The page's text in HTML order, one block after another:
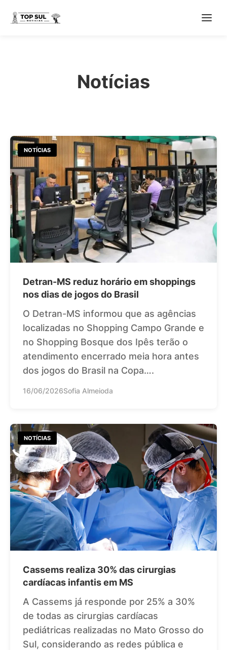
Notícias
NOTÍCIAS
Detran-MS reduz horário em shoppings
nos dias de jogos do Brasil
O Detran-MS informou que as agências
localizadas no Shopping Campo Grande e
no Shopping Bosque dos Ipês terão o
atendimento encerrado meia hora antes
dos jogos do Brasil na Copa….
16/06/2026Sofia Almeioda
NOTÍCIAS
Cassems realiza 30% das cirurgias
cardíacas infantis em MS
A Cassems já responde por 25% a 30%
de todas as cirurgias cardíacas
pediátricas realizadas no Mato Grosso do
Sul, considerando as redes pública e